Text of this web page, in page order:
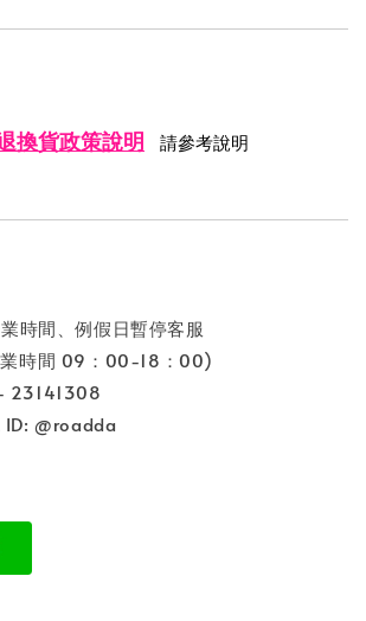
換貨政策說明 請參考說明
時間、例假日暫停客服
：00-18：00)
@roadda